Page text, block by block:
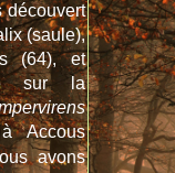
découvert
(saule),
(64), et
sur la
Accous
avons